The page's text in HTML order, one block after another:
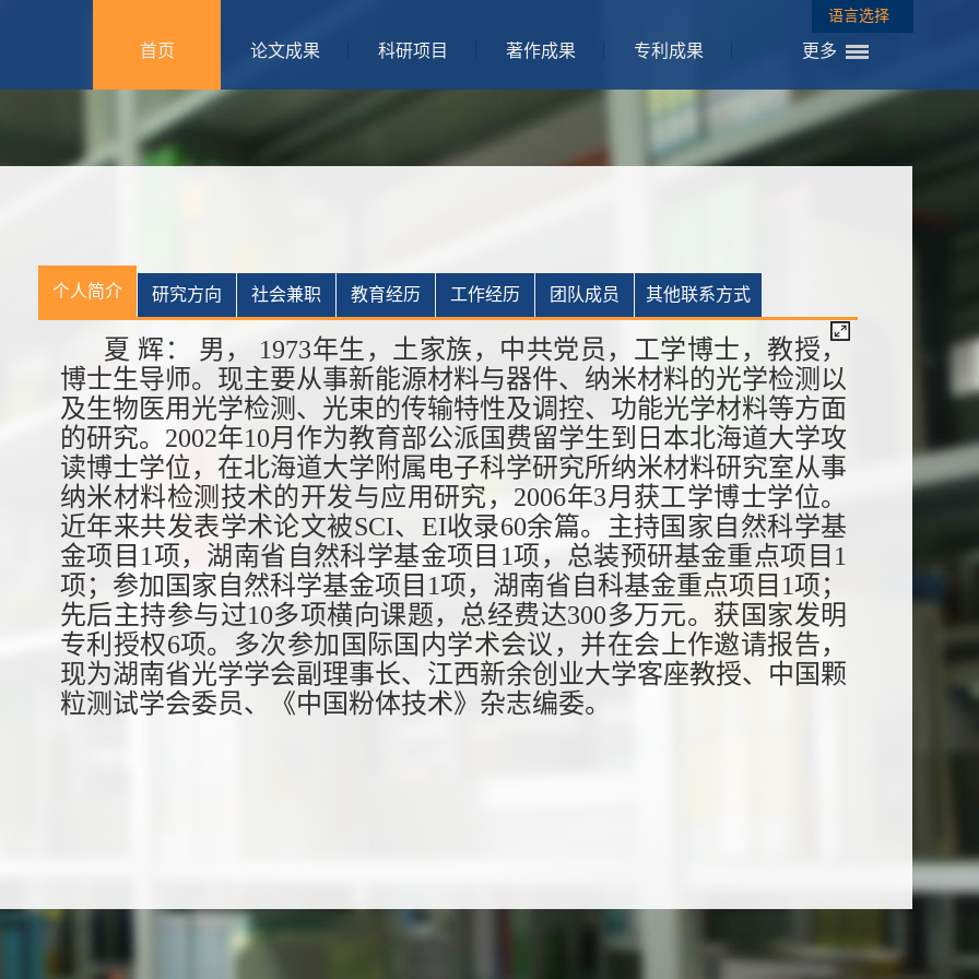
语言选择
首页 论文成果 科研项目 著作成果 专利成果 更多
个人简介 研究方向 社会兼职 教育经历 工作经历 团队成员 其他联系方式
夏 辉： 男， 1973年生，土家族，中共党员，工学博士，教授，
博士生导师。现主要从事新能源材料与器件、纳米材料的光学检测以
及生物医用光学检测、光束的传输特性及调控、功能光学材料等方面
的研究。2002年10月作为教育部公派国费留学生到日本北海道大学攻
读博士学位，在北海道大学附属电子科学研究所纳米材料研究室从事
纳米材料检测技术的开发与应用研究，2006年3月获工学博士学位。
近年来共发表学术论文被SCI、EI收录60余篇。主持国家自然科学基
金项目1项，湖南省自然科学基金项目1项，总装预研基金重点项目1
项；参加国家自然科学基金项目1项，湖南省自科基金重点项目1项；
先后主持参与过10多项横向课题，总经费达300多万元。获国家发明
专利授权6项。多次参加国际国内学术会议，并在会上作邀请报告，
现为湖南省光学学会副理事长、江西新余创业大学客座教授、中国颗
粒测试学会委员、《中国粉体技术》杂志编委。